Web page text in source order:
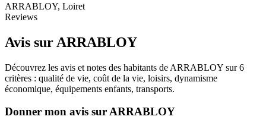
ARRABLOY, Loiret
Reviews
Avis sur ARRABLOY
Découvrez les avis et notes des habitants de ARRABLOY sur 6
critères : qualité de vie, coût de la vie, loisirs, dynamisme
économique, équipements enfants, transports.
Donner mon avis sur ARRABLOY